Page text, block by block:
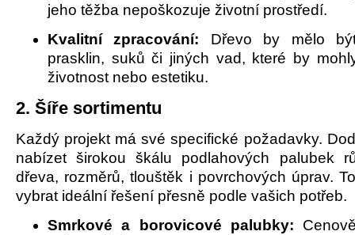
jeho těžba nepoškozuje životní prostředí.
Kvalitní zpracování: Dřevo by mělo
prasklin, suků či jiných vad, které by
životnost nebo estetiku.
2. Šíře sortimentu
Každý projekt má své specifické požadavky.
nabízet širokou škálu podlahových palubek
dřeva, rozměrů, tlouštěk i povrchových úprav.
vybrat ideální řešení přesně podle vašich potřeb.
Smrkové a borovicové palubky: